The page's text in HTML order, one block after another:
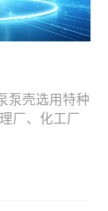
泵壳选用特种
厂、化工厂
维颗粒复杂
；